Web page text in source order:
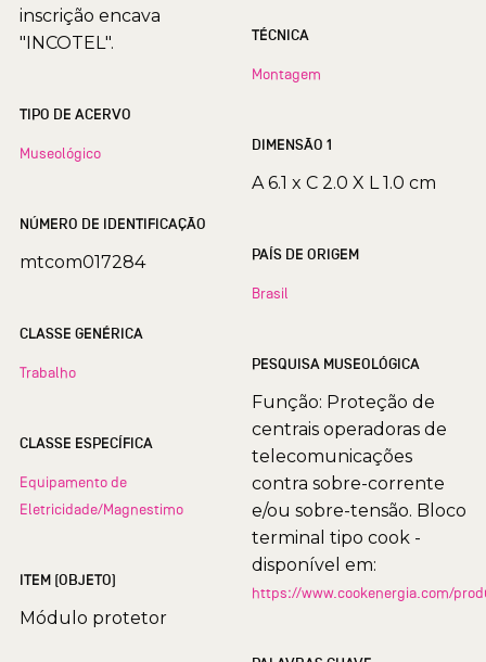
inscrição encava
"INCOTEL".
TIPO DE ACERVO
Museológico
NÚMERO DE IDENTIFICAÇÃO
mtcom017284
CLASSE GENÉRICA
Trabalho
CLASSE ESPECÍFICA
Equipamento de
Eletricidade/Magnestimo
ITEM (OBJETO)
Módulo protetor
TÉCNICA
Montagem
DIMENSÃO 1
A 6.1 x C 2.0 X L 1.0 cm
PAÍS DE ORIGEM
Brasil
PESQUISA MUSEOLÓGICA
Função: Proteção de
centrais operadoras de
telecomunicações
contra sobre-corrente
e/ou sobre-tensão. Bloco
terminal tipo cook -
disponível em:
https://www.cookenergia.com/